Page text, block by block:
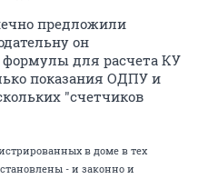
предложили
он
формулы для расчета КУ
показания ОДПУ и
"счетчиков
в доме в тех
- и законно и